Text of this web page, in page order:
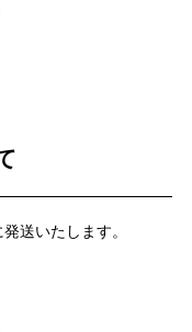
送いたします。